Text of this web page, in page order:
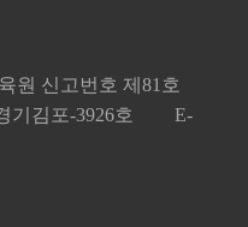
원 신고번호 제81호
기김포-3926호 E-